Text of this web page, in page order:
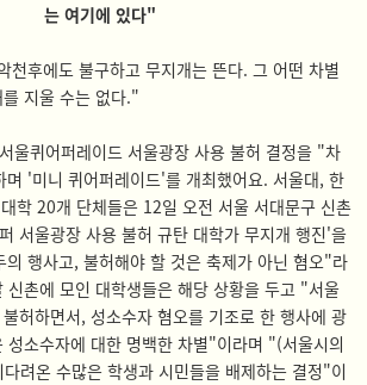
는 여기에 있다"
천후에도 불구하고 무지개는 뜬다. 그 어떤 차별
지울 수는 없다."
울퀴어퍼레이드 서울광장 사용 불허 결정을 "차
'미니 퀴어퍼레이드'를 개최했어요. 서울대, 한
학 20개 단체들은 12일 오전 서울 서대문구 신촌
서울광장 사용 불허 규탄 대학가 무지개 행진'을
행사고, 불허해야 할 것은 축제가 아닌 혐오"라
신촌에 모인 대학생들은 해당 상황을 두고 "서울
허하면서, 성소수자 혐오를 기조로 한 행사에 광
성소수자에 대한 명백한 차별"이라며 "(서울시의
려온 수많은 학생과 시민들을 배제하는 결정"이